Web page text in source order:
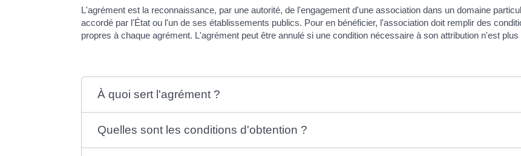
L'agrément est la reconnaissance, par une autorité, de l'engagement d'une association dans un domaine
accordé par l'État ou l'un de ses établissements publics. Pour en bénéficier, l'association doit remplir des
propres à chaque agrément. L'agrément peut être annulé si une condition nécessaire à son attribution n'est
À quoi sert l'agrément ?
Quelles sont les conditions d'obtention ?